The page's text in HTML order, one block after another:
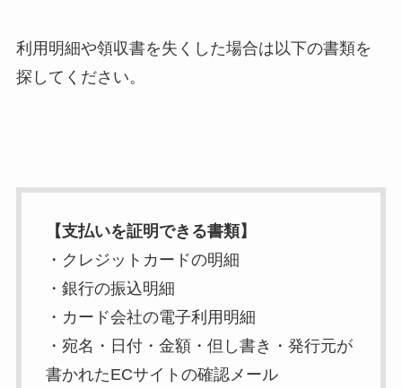
利用明細や領収書を失くした場合は以下の書類を
探してください。
【支払いを証明できる書類】
・クレジットカードの明細
・銀行の振込明細
・カード会社の電子利用明細
・宛名・日付・金額・但し書き・発行元が
書かれたECサイトの確認メール